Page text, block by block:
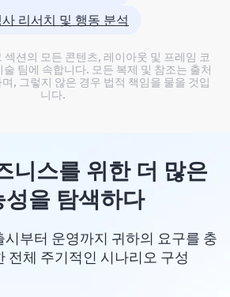
리서치 및 행동 분석
션의 모든 콘텐츠, 레이아웃 및 프레임 코
팀에 속합니다. 모든 복제 및 참조는 출처
, 그렇지 않은 경우 법적 책임을 물을 것입
니다.
니스를 위한 더 많은
성을 탐색하다
시부터 운영까지 귀하의 요구를 충
전체 주기적인 시나리오 구성